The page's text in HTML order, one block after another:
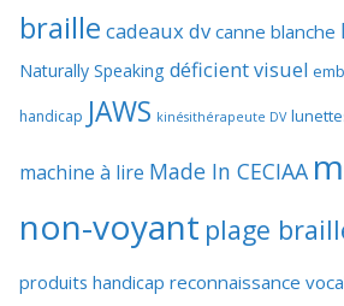
braille cadeaux dv canne blanche
Naturally Speaking déficient visuel
handicap JAWS kinésithérapeute DV
machine à lire Made In CECIAA
non-voyant plage
produits handicap reconnaissance